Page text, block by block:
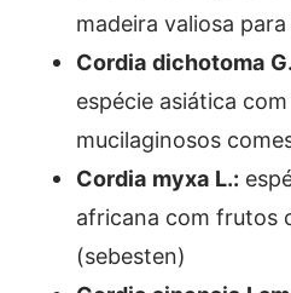
madeira valiosa
Cordia dichotoma
espécie asiática
mucilaginosos
Cordia myxa L.:
africana com frutos
(sebesten)